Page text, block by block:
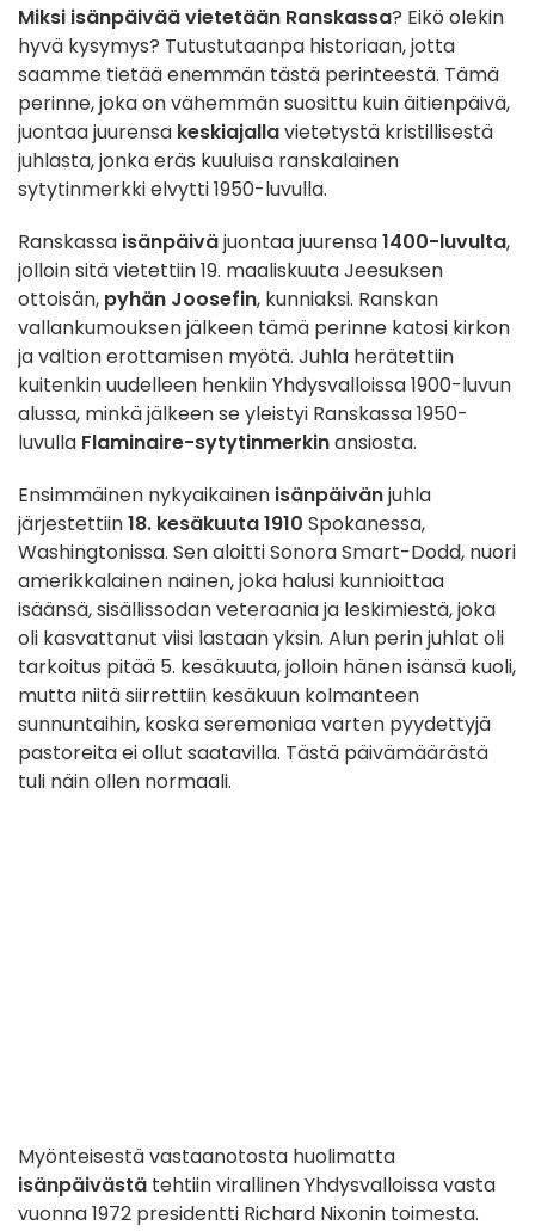
Miksi isänpäivää vietetään Ranskassa? Eikö olekin
hyvä kysymys? Tutustutaanpa historiaan, jotta
saamme tietää enemmän tästä perinteestä. Tämä
perinne, joka on vähemmän suosittu kuin äitienpäivä,
juontaa juurensa keskiajallavietetystä kristillisestä
juhlasta, jonka eräs kuuluisa ranskalainen
sytytinmerkki elvytti 1950-luvulla.
Ranskassa isänpäiväjuontaa juurensa1400-luvulta,
jolloin sitä vietettiin 19. maaliskuuta Jeesuksen
ottoisän, pyhän Joosefin, kunniaksi. Ranskan
vallankumouksen jälkeen tämä perinne katosi kirkon
ja valtion erottamisen myötä. Juhla herätettiin
kuitenkin uudelleen henkiin Yhdysvalloissa 1900-luvun
alussa, minkä jälkeen se yleistyi Ranskassa 1950-
luvulla Flaminaire-sytytinmerkinansiosta.
Ensimmäinen nykyaikainen isänpäivänjuhla
järjestettiin18. kesäkuuta 1910 Spokanessa,
Washingtonissa. Sen aloitti Sonora Smart-Dodd, nuori
amerikkalainen nainen, joka halusi kunnioittaa
isäänsä, sisällissodan veteraania ja leskimiestä, joka
oli kasvattanut viisi lastaan yksin. Alun perin juhlat oli
tarkoitus pitää 5. kesäkuuta, jolloin hänen isänsä kuoli,
mutta niitä siirrettiin kesäkuun kolmanteen
sunnuntaihin, koska seremoniaa varten pyydettyjä
pastoreita ei ollut saatavilla. Tästä päivämäärästä
tuli näin ollen normaali.
Myönteisestä vastaanotosta huolimatta
isänpäivästä tehtiin virallinen Yhdysvalloissa vasta
vuonna 1972 presidentti Richard Nixonin toimesta.